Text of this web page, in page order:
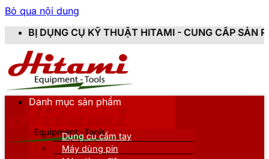
Bỏ qua nội dung
KỸ THUẬT HITAMI - CUNG CẤP SẢN PHẨM CHÍNH
Danh mục sản phẩm
Dụng cụ cầm tay
Máy dùng pin